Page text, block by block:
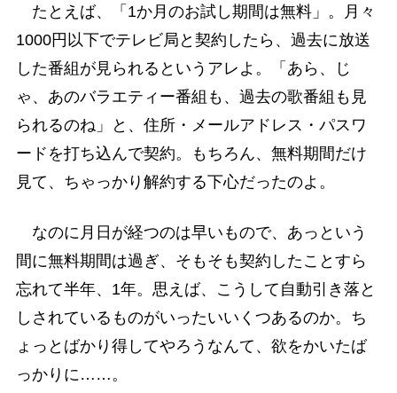
たとえば、「1か月のお試し期間は無料」。月々
1000円以下でテレビ局と契約したら、過去に放送
した番組が見られるというアレよ。「あら、じ
ゃ、あのバラエティー番組も、過去の歌番組も見
られるのね」と、住所・メールアドレス・パスワ
ードを打ち込んで契約。もちろん、無料期間だけ
見て、ちゃっかり解約する下心だったのよ。
なのに月日が経つのは早いもので、あっという
間に無料期間は過ぎ、そもそも契約したことすら
忘れて半年、1年。思えば、こうして自動引き落と
しされているものがいったいいくつあるのか。ち
ょっとばかり得してやろうなんて、欲をかいたば
っかりに……。